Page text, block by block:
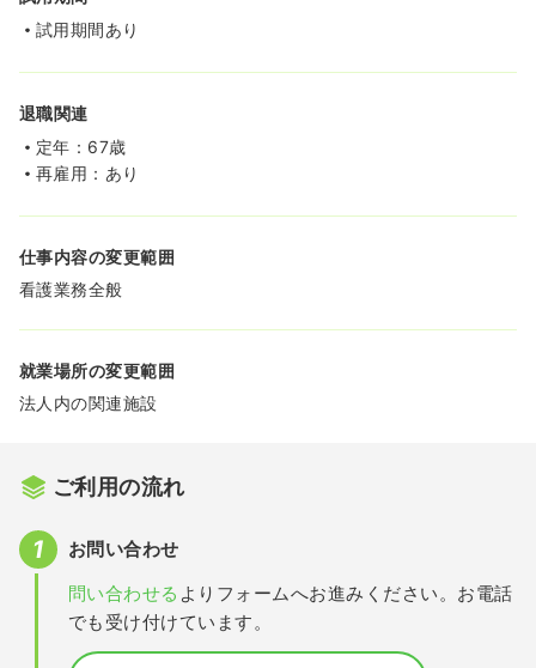
試用期間あり
退職関連
定年：67歳
再雇用：あり
仕事内容の変更範囲
看護業務全般
就業場所の変更範囲
法人内の関連施設
ご利用の流れ
お問い合わせ
問い合わせる よりフォームへお進みください。お電話
でも受け付けています。